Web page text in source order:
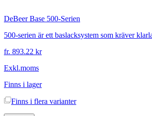
DeBeer Base 500-Serien
500-serien är ett baslacksystem som kräver
fr. 893.22 kr
Exkl.moms
Finns i lager
Finns i flera varianter